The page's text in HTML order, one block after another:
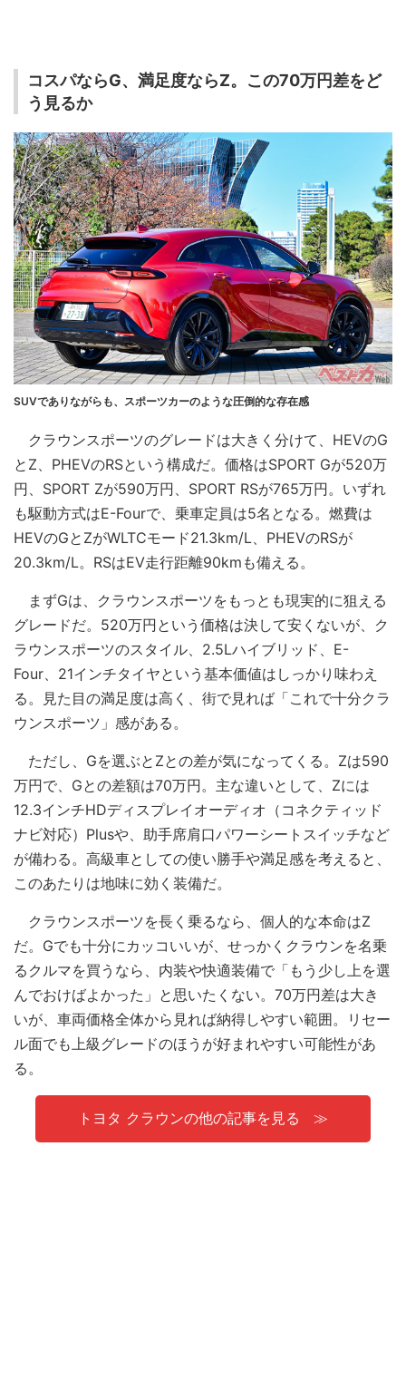
コスパならG、満足度ならZ。この70万円差をど
う見るか
SUVでありながらも、スポーツカーのような圧倒的な存在感
クラウンスポーツのグレードは大きく分けて、HEVのG
とZ、PHEVのRSという構成だ。価格はSPORT Gが520万
円、SPORT Zが590万円、SPORT RSが765万円。いずれ
も駆動方式はE-Fourで、乗車定員は5名となる。燃費は
HEVのGとZがWLTCモード21.3km/L、PHEVのRSが
20.3km/L。RSはEV走行距離90kmも備える。
まずGは、クラウンスポーツをもっとも現実的に狙える
グレードだ。520万円という価格は決して安くないが、ク
ラウンスポーツのスタイル、2.5Lハイブリッド、E-
Four、21インチタイヤという基本価値はしっかり味わえ
る。見た目の満足度は高く、街で見れば「これで十分クラ
ウンスポーツ」感がある。
ただし、Gを選ぶとZとの差が気になってくる。Zは590
万円で、Gとの差額は70万円。主な違いとして、Zには
12.3インチHDディスプレイオーディオ（コネクティッド
ナビ対応）Plusや、助手席肩口パワーシートスイッチなど
が備わる。高級車としての使い勝手や満足感を考えると、
このあたりは地味に効く装備だ。
クラウンスポーツを長く乗るなら、個人的な本命はZ
だ。Gでも十分にカッコいいが、せっかくクラウンを名乗
るクルマを買うなら、内装や快適装備で「もう少し上を選
んでおけばよかった」と思いたくない。70万円差は大き
いが、車両価格全体から見れば納得しやすい範囲。リセー
ル面でも上級グレードのほうが好まれやすい可能性があ
る。
トヨタ クラウンの他の記事を見る